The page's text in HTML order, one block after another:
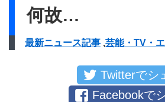
何故…
最新ニュース記事 ,芸能・TV・
Twitterでシ
Facebookで